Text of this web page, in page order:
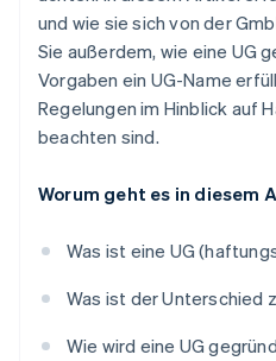
und wie sie sich von der
Sie außerdem, wie eine UG
Vorgaben ein UG-Name
Regelungen im Hinblick auf
beachten sind.
Worum geht es in diesem
Was ist eine UG
Was ist der Unterschied
Wie wird eine UG